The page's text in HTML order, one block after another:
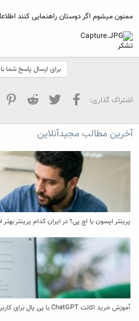
ممنون میشوم اگر دوستان راهنمایی کنند
تشکر
برای ارسال پاسخ شما
اشتراک گذاری: فیسبوک تویتر Reddit
آخرین مطالب مجیدآنلاین
پرینتر اپسون یا اچ پی؟ در ایران کدام پرینتر
آموزش خرید اکانت ChatGPT با پی پال برای کاربران ایرانی